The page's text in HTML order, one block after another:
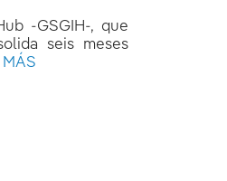
-GSGIH-, que
seis meses
MÁS